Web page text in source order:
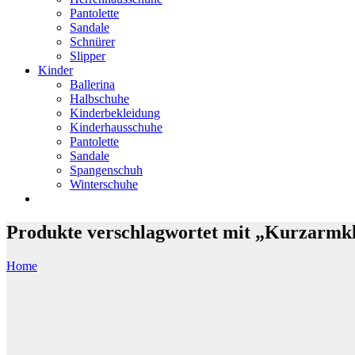
Pantolette
Sandale
Schnürer
Slipper
Kinder
Ballerina
Halbschuhe
Kinderbekleidung
Kinderhausschuhe
Pantolette
Sandale
Spangenschuh
Winterschuhe
Produkte verschlagwortet mit
Home